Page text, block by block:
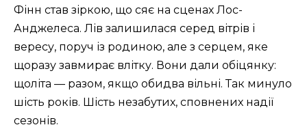
Фінн став зіркою, що сяє на сценах Лос-
Анджелеса. Лів залишилася серед вітрів і
вересу, поруч із родиною, але з серцем, яке
щоразу завмирає влітку. Вони дали обіцянку:
щоліта — разом, якщо обидва вільні. Так минуло
шість років. Шість незабутих, сповнених надії
сезонів.